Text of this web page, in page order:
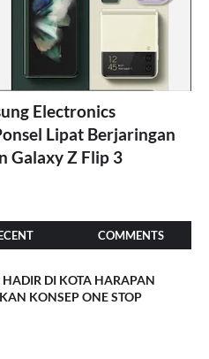
Electronics
Lipat Berjaringan
Galaxy Z Flip 3
COMMENTS
DI KOTA HARAPAN
KONSEP ONE STOP